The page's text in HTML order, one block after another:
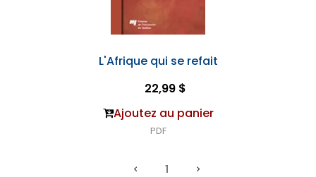
L'Afrique qui se refait
22,99 $
Ajoutez au panier
PDF
1